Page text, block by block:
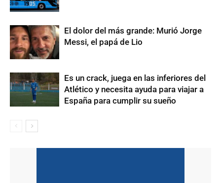
El dolor del más grande: Murió Jorge
Messi, el papá de Lio
Es un crack, juega en las inferiores del
Atlético y necesita ayuda para viajar a
España para cumplir su sueño